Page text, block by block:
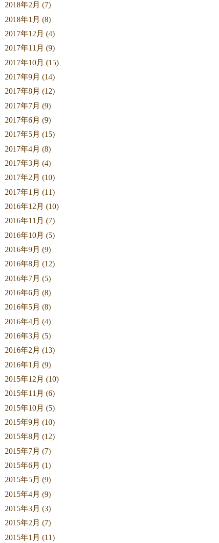
2018年2月 (7)
2018年1月 (8)
2017年12月 (4)
2017年11月 (9)
2017年10月 (15)
2017年9月 (14)
2017年8月 (12)
2017年7月 (9)
2017年6月 (9)
2017年5月 (15)
2017年4月 (8)
2017年3月 (4)
2017年2月 (10)
2017年1月 (11)
2016年12月 (10)
2016年11月 (7)
2016年10月 (5)
2016年9月 (9)
2016年8月 (12)
2016年7月 (5)
2016年6月 (8)
2016年5月 (8)
2016年4月 (4)
2016年3月 (5)
2016年2月 (13)
2016年1月 (9)
2015年12月 (10)
2015年11月 (6)
2015年10月 (5)
2015年9月 (10)
2015年8月 (12)
2015年7月 (7)
2015年6月 (1)
2015年5月 (9)
2015年4月 (9)
2015年3月 (3)
2015年2月 (7)
2015年1月 (11)